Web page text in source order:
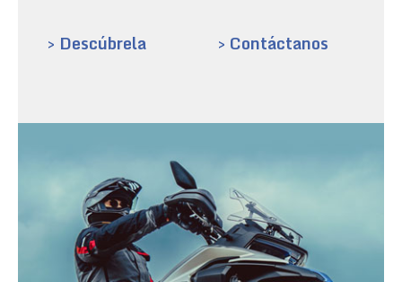
> Descúbrela > Contáctanos